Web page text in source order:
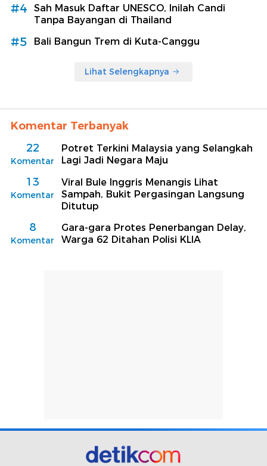
#4
Sah Masuk Daftar UNESCO, Inilah Candi
Tanpa Bayangan di Thailand
#5 Bali Bangun Trem di Kuta-Canggu
Lihat Selengkapnya
Komentar Terbanyak
22
Komentar
Potret Terkini Malaysia yang Selangkah
Lagi Jadi Negara Maju
13
Komentar
Viral Bule Inggris Menangis Lihat
Sampah, Bukit Pergasingan Langsung
Ditutup
8
Komentar
Gara-gara Protes Penerbangan Delay,
Warga 62 Ditahan Polisi KLIA